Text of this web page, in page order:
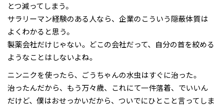
とつ減ってしまう。
サラリーマン経験のある人なら、企業のこういう隠蔽体質は
よくわかると思う。
製薬会社だけじゃない。どこの会社だって、自分の首を絞める
ようなことはしないよね。
ニンニクを使ったら、ごうちゃんの水虫はすぐに治った。
治ったんだから、もう万々歳、これにて一件落着、でいいん
だけど、僕はおせっかいだから、ついでにひとこと言ってしま